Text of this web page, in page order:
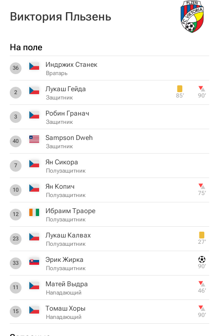
Виктория Пльзень
На поле
36 Индржих Станек
Вратарь
2 Лукаш Гейда
Защитник 85‎’‎ 90‎’‎
3 Робин Гранач
Защитник
40 Sampson Dweh
Защитник
7 Ян Сикора
Полузащитник
10 Ян Копич
Полузащитник 75‎’‎
12 Ибраим Траоре
Полузащитник
23 Лукаш Калвах
Полузащитник 27‎’‎
33 Эрик Жирка
Полузащитник 90‎’‎
11 Матей Выдра
Нападающий 46‎’‎
15 Томаш Хоры
Нападающий 90‎’‎